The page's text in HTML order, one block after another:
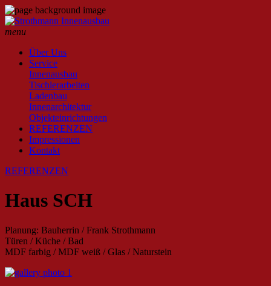
menu
Über Uns
Service
Innenausbau
Tischlerarbeiten
Ladenbau
Innenarchitektur
Objekteinrichtungen
REFERENZEN
Impressionen
Kontakt
REFERENZEN
Haus SCH
Planung: Bauherrin / Frank Strothmann
Türen / Küche / Bad
MDF farbig / MDF weiß / Glas / Naturstein